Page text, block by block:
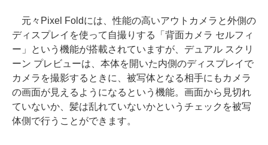
元々Pixel Foldには、性能の高いアウトカメラと外側の
ディスプレイを使って自撮りする「背面カメラ セルフィ
ー」という機能が搭載されていますが、デュアル スクリ
ーン プレビューは、本体を開いた内側のディスプレイで
カメラを撮影するときに、被写体となる相手にもカメラ
の画面が見えるようになるという機能。画面から見切れ
ていないか、髪は乱れていないかというチェックを被写
体側で行うことができます。